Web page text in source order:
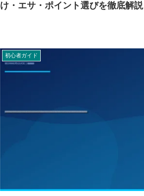
け・エサ・ポイント選びを徹底解説
初心者ガイド